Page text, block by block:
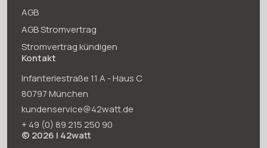
AGB
AGB Stromvertrag
Stromvertrag kündigen
Kontakt
Infanteriestraße 11 A - Haus C
80797 München
kundenservice@42watt.de
+ 49 (0) 89 215250 90
© 2026 | 42watt